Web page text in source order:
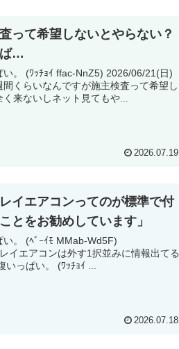
って希望しないとやらない？
ば…
ｮｲ ffac-NnZ5) 2026/06/21(日)
来ないしネット見てもや...
2026.07.19
イエアコンってのが標準で付
とをお勧めしています」
。 (ﾍﾞｰｲﾓ MMab-Wd5F)
腹いっぱい。 (ﾜｯﾁｮｲ ...
2026.07.18